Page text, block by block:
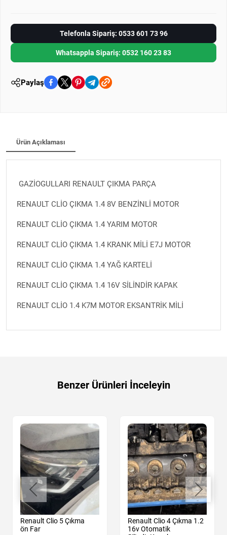
Telefonla Sipariş: 0533 601 73 96
Whatsappla Sipariş: 0532 160 23 83
Paylaş
Ürün Açıklaması
GAZİOGULLARI RENAULT ÇIKMA PARÇA
RENAULT CLİO ÇIKMA 1.4 8V BENZİNLİ MOTOR
RENAULT CLİO ÇIKMA 1.4 YARIM MOTOR
RENAULT CLİO ÇIKMA 1.4 KRANK MİLİ E7J MOTOR
RENAULT CLİO ÇIKMA 1.4 YAĞ KARTELİ
RENAULT CLİO ÇIKMA 1.4 16V SİLİNDİR KAPAK
RENAULT CLİO 1.4 K7M MOTOR EKSANTRİK MİLİ
Benzer Ürünleri İnceleyin
Renault Clio 5 Çıkma
ön Far
Renault Clio 4 Çıkma 1.2
16v Otomatik